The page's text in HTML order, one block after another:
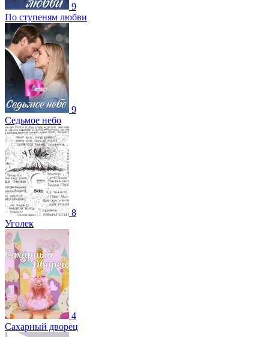
9
По ступеням любви
9
Седьмое небо
8
Уголек
4
Сахарный дворец